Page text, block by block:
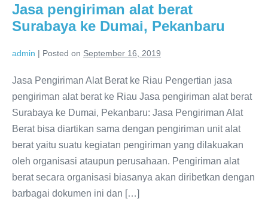
Jasa pengiriman alat berat
Surabaya ke Dumai, Pekanbaru
admin | Posted on September 16, 2019
Jasa Pengiriman Alat Berat ke Riau Pengertian jasa
pengiriman alat berat ke Riau Jasa pengiriman alat berat
Surabaya ke Dumai, Pekanbaru: Jasa Pengiriman Alat
Berat bisa diartikan sama dengan pengiriman unit alat
berat yaitu suatu kegiatan pengiriman yang dilakuakan
oleh organisasi ataupun perusahaan. Pengiriman alat
berat secara organisasi biasanya akan diribetkan dengan
barbagai dokumen ini dan […]